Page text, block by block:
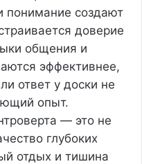
понимание создают
доверие
общения и
эффективнее,
ответ у доски не
опыт.
— это не
глубоких
отдых и тишина